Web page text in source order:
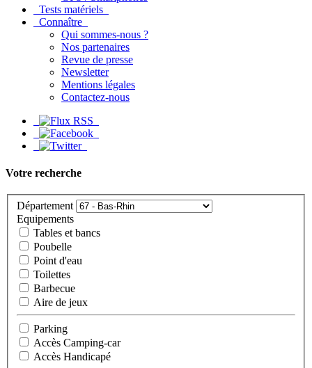
Tests matériels
Connaître
Qui sommes-nous ?
Nos partenaires
Revue de presse
Newsletter
Mentions légales
Contactez-nous
Votre recherche
Département
Equipements
Tables et bancs
Poubelle
Point d'eau
Toilettes
Barbecue
Aire de jeux
Parking
Accès Camping-car
Accès Handicapé